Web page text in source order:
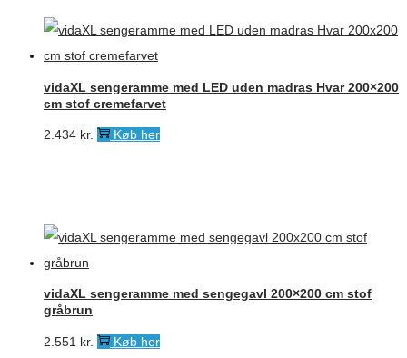
vidaXL sengeramme med LED uden madras Hvar 200×200
cm stof cremefarvet
2.434 kr. Køb her
vidaXL sengeramme med sengegavl 200×200 cm stof
gråbrun
2.551 kr. Køb her